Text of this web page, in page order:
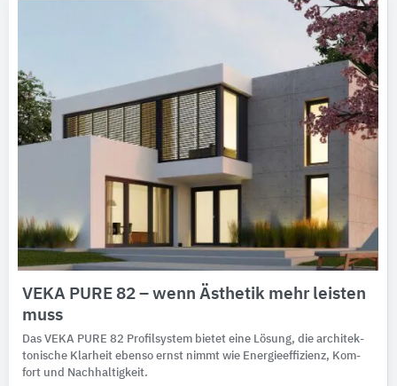
VEKA PURE 82 – wenn Ästhetik mehr leisten
muss
Das VEKA PURE 82 Profil­system bietet eine Lösung, die archi­tek­
to­ni­sche Klar­heit eben­so ernst nimmt wie Energie­effi­zienz, Kom­
fort und Nach­haltig­keit.